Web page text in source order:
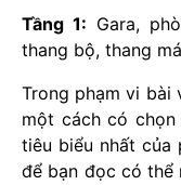
Tầng 1: Gara,
thang bộ, thang
Trong phạm vi bài
một cách có
tiêu biểu nhất của
để bạn đọc có thể